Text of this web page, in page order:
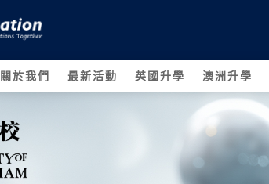
關於我們 最新活動 英國升學 澳洲升學